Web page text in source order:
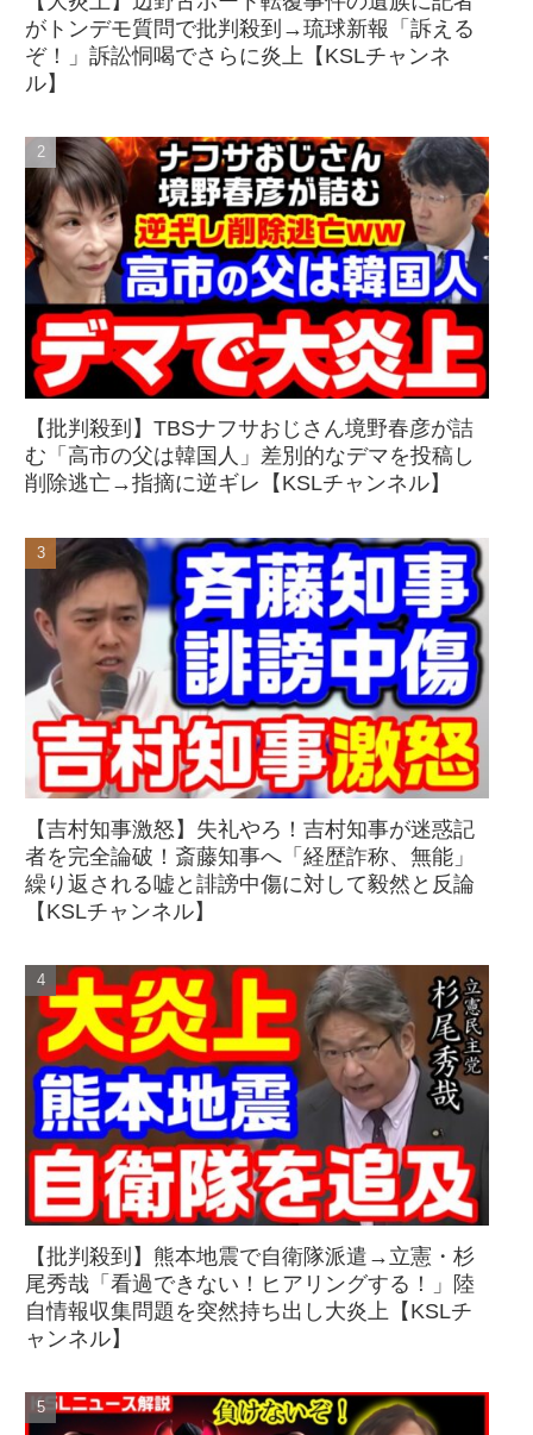
がトンデモ質問で批判殺到→琉球新報「訴える
ぞ！」訴訟恫喝でさらに炎上【KSLチャンネ
ル】
【批判殺到】TBSナフサおじさん境野春彦が詰
む「高市の父は韓国人」差別的なデマを投稿し
削除逃亡→指摘に逆ギレ【KSLチャンネル】
【吉村知事激怒】失礼やろ！吉村知事が迷惑記
者を完全論破！斎藤知事へ「経歴詐称、無能」
繰り返される嘘と誹謗中傷に対して毅然と反論
【KSLチャンネル】
【批判殺到】熊本地震で自衛隊派遣→立憲・杉
尾秀哉「看過できない！ヒアリングする！」陸
自情報収集問題を突然持ち出し大炎上【KSLチ
ャンネル】